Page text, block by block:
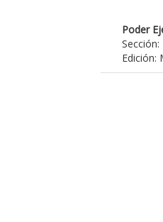
Poder
Edición: